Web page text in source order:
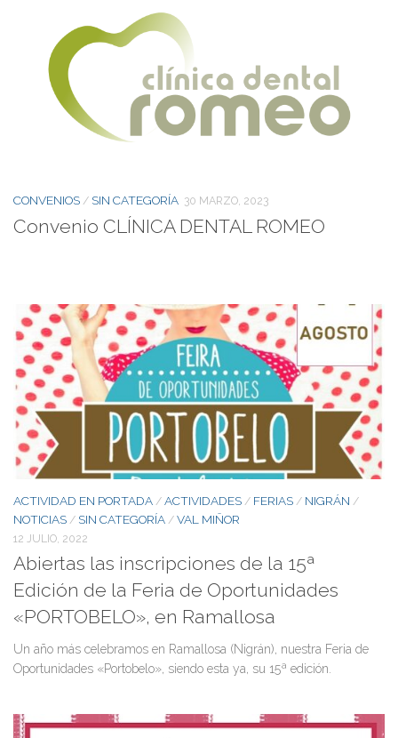
CONVENIOS / SIN CATEGORÍA 30 MARZO, 2023
Convenio CLÍNICA DENTAL ROMEO
ACTIVIDAD EN PORTADA / ACTIVIDADES / FERIAS / NIGRÁN /
NOTICIAS / SIN CATEGORÍA / VAL MIÑOR
12 JULIO, 2022
Abiertas las inscripciones de la 15ª
Edición de la Feria de Oportunidades
«PORTOBELO», en Ramallosa
Un año más celebramos en Ramallosa (Nigrán), nuestra Feria de
Oportunidades «Portobelo», siendo esta ya, su 15ª edición.